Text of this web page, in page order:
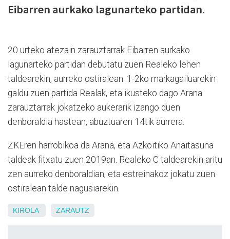
Eibarren aurkako lagunarteko partidan.
20 urteko atezain zarauztarrak Eibarren aurkako
lagunarteko partidan debutatu zuen Realeko lehen
taldearekin, aurreko ostiralean. 1-2ko markagailuarekin
galdu zuen partida Realak, eta ikusteko dago Arana
zarauztarrak jokatzeko aukerarik izango duen
denboraldia hastean, abuztuaren 14tik aurrera.
ZKEren harrobikoa da Arana, eta Azkoitiko Anaitasuna
taldeak fitxatu zuen 2019an. Realeko C taldearekin aritu
zen aurreko denboraldian, eta estreinakoz jokatu zuen
ostiralean talde nagusiarekin.
KIROLA ZARAUTZ